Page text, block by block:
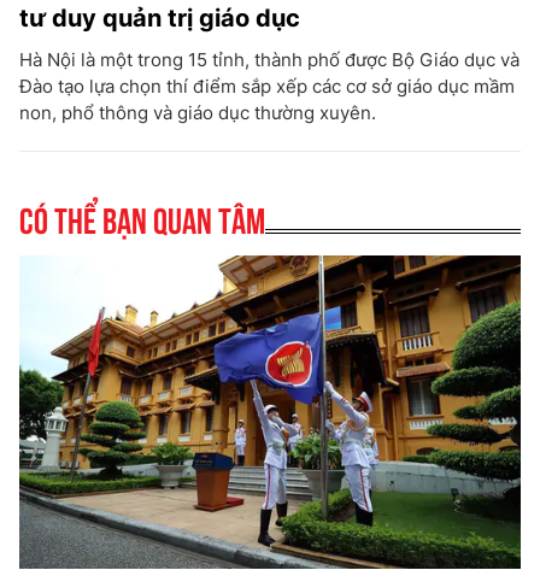
tư duy quản trị giáo dục
Hà Nội là một trong 15 tỉnh, thành phố được Bộ Giáo dục và
Đào tạo lựa chọn thí điểm sắp xếp các cơ sở giáo dục mầm
non, phổ thông và giáo dục thường xuyên.
Có thể bạn quan tâm